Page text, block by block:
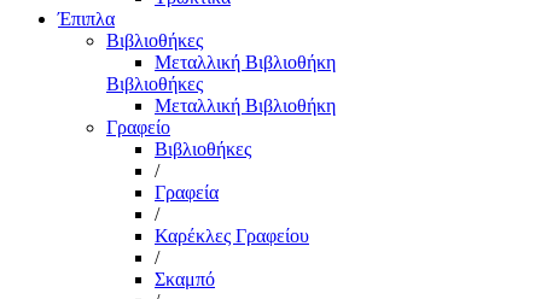
Έπιπλα
Βιβλιοθήκες
Μεταλλική Βιβλιοθήκη
Βιβλιοθήκες
Μεταλλική Βιβλιοθήκη
Γραφείο
Βιβλιοθήκες
/
Γραφεία
/
Καρέκλες Γραφείου
/
Σκαμπό